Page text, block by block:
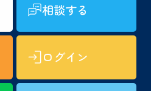
相談する
ログイン